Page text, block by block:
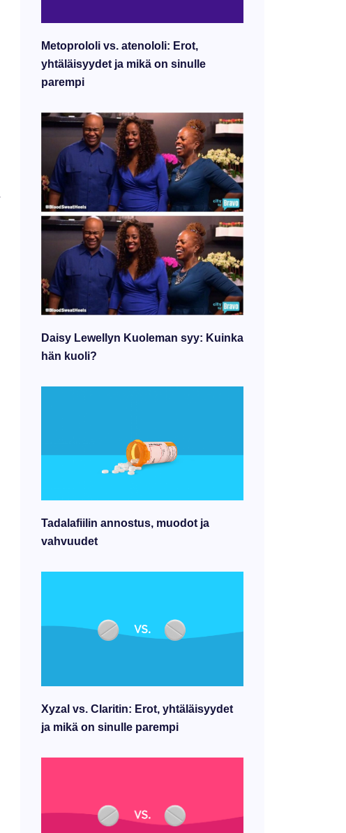
Metoprololi vs. atenololi: Erot,
yhtäläisyydet ja mikä on sinulle
parempi
Daisy Lewellyn Kuoleman syy: Kuinka
hän kuoli?
Tadalafiilin annostus, muodot ja
vahvuudet
Xyzal vs. Claritin: Erot, yhtäläisyydet
ja mikä on sinulle parempi